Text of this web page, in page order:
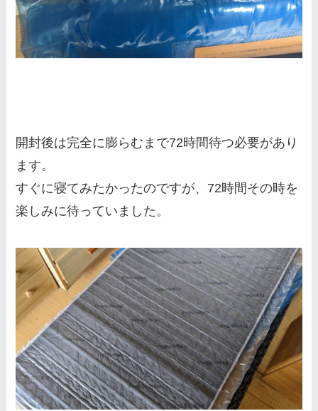
開封後は完全に膨らむまで72時間待つ必要があり
ます。
すぐに寝てみたかったのですが、72時間その時を
楽しみに待っていました。